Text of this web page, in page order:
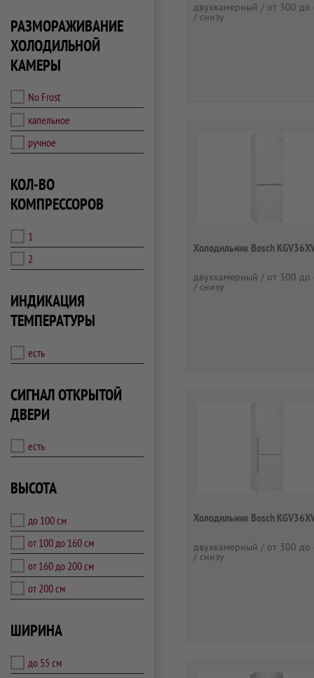
РАЗМОРАЖИВАНИЕ
ХОЛОДИЛЬНОЙ
КАМЕРЫ
No Frost
капельное
ручное
КОЛ-ВО
КОМПРЕССОРОВ
1
2
ИНДИКАЦИЯ
ТЕМПЕРАТУРЫ
есть
СИГНАЛ ОТКРЫТОЙ
ДВЕРИ
есть
ВЫСОТА
до 100 см
от 100 до 160 см
от 160 до 200 см
от 200 см
ШИРИНА
до 55 см
двухкамерный / от 300 до
/ снизу
Холодильник Bosch
двухкамерный / от 300 до
/ снизу
Холодильник Bosch
двухкамерный / от 300 до
/ снизу